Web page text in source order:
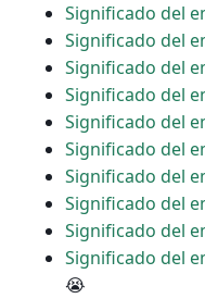
Significado del
Significado del
Significado del
Significado del
Significado del
Significado del
Significado del
Significado del
Significado del
Significado del
😭